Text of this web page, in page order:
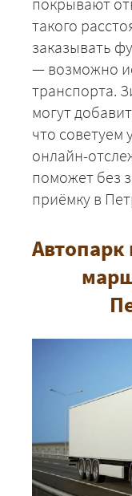
такого
заказывать
— возможно
транспорта.
могут
что советуем
онлайн-
поможет без
приёмку в